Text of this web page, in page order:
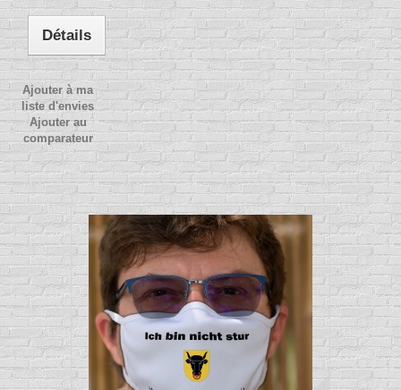
Détails
Ajouter à ma
liste d'envies
Ajouter au
comparateur